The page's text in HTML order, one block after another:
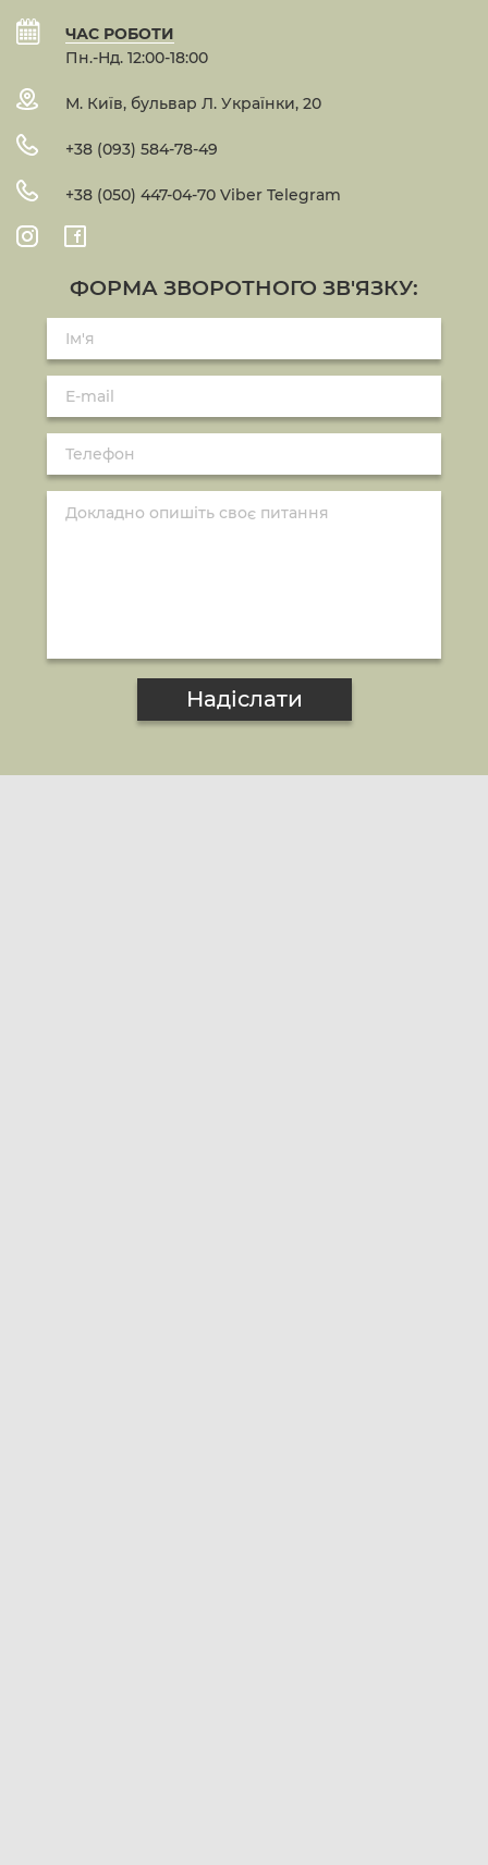
ЧАС РОБОТИ
Пн.-Нд. 12:00-18:00
М. Київ, бульвар Л. Українки, 20
+38 (093) 584-78-49
+38 (050) 447-04-70 Viber Telegram
ФОРМА ЗВОРОТНОГО ЗВ'ЯЗКУ:
Надіслати